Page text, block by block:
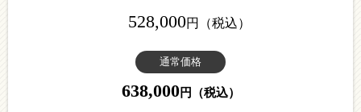
528,000円 （税込）
通常価格
638,000円 （税込）